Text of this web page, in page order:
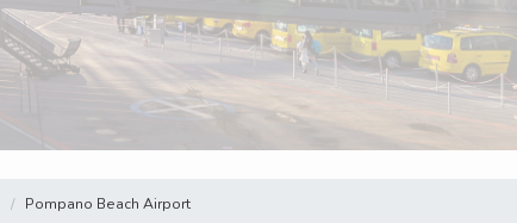
Pompano Beach Airport